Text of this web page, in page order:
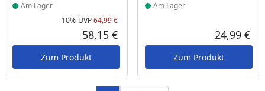
Am Lager
Rabatt in Prozent
-10%
Ursprünglicher Preis
UVP64,99 €
Aktueller Preis
58,15 €
Zum Produkt
Am Lager
24,99 €
Zum Produkt